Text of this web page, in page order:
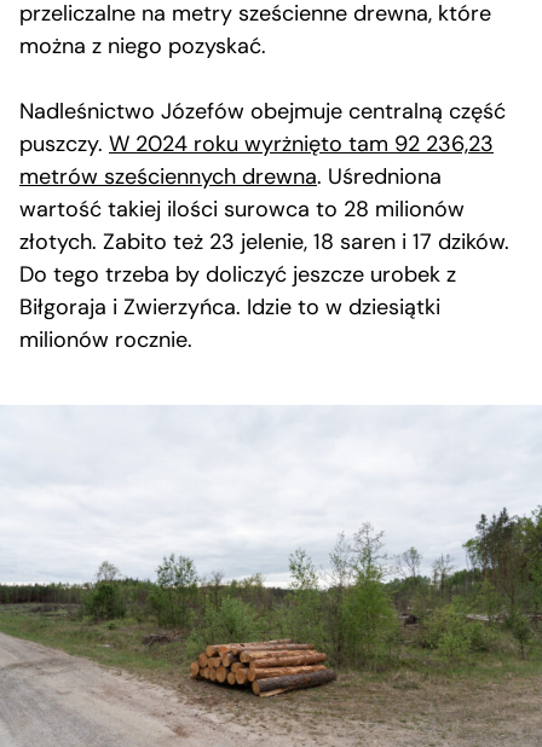
przeliczalne na metry sześcienne drewna, które
można z niego pozyskać.
Nadleśnictwo Józefów obejmuje centralną część
puszczy. W 2024 roku wyrżnięto tam 92 236,23
metrów sześciennych drewna. Uśredniona
wartość takiej ilości surowca to 28 milionów
złotych. Zabito też 23 jelenie, 18 saren i 17 dzików.
Do tego trzeba by doliczyć jeszcze urobek z
Biłgoraja i Zwierzyńca. Idzie to w dziesiątki
milionów rocznie.